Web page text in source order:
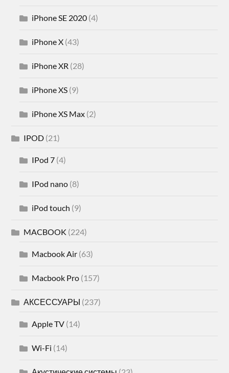
iPhone SE 2020 (4)
iPhone X (43)
iPhone XR (28)
iPhone XS (9)
iPhone XS Max (2)
IPOD (21)
IPod 7 (4)
IPod nano (8)
iPod touch (9)
MACBOOK (224)
Macbook Air (63)
Macbook Pro (157)
АКСЕССУАРЫ (237)
Apple TV (14)
Wi-Fi (14)